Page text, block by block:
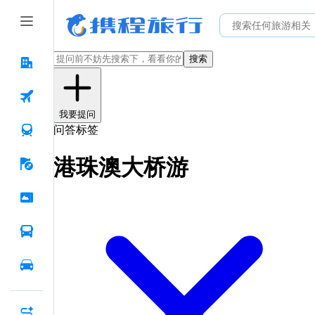
搜索
我要提问
问答标签
港珠澳大桥游